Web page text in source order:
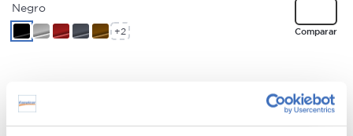
Comparar
Negro
+2
MAZDA MAZDA3
91 €